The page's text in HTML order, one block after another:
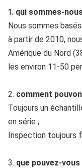
1. qui sommes-
Nous sommes
à partir de 2010,
Amérique du Nord
les environ 11-50
2. comment
Toujours un
en série ;
Inspection toujours
3. que pouvez-